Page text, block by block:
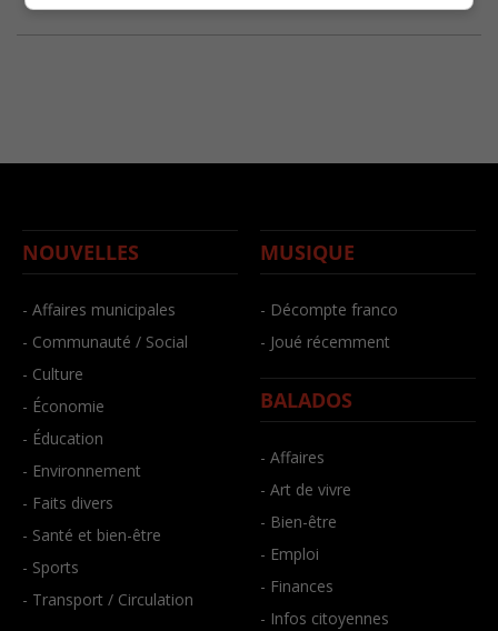
NOUVELLES
- Affaires municipales
- Communauté / Social
- Culture
- Économie
- Éducation
- Environnement
- Faits divers
- Santé et bien-être
- Sports
- Transport / Circulation
MUSIQUE
- Décompte franco
- Joué récemment
BALADOS
- Affaires
- Art de vivre
- Bien-être
- Emploi
- Finances
- Infos citoyennes